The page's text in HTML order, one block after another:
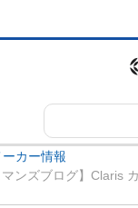
カー情報
マンズブログ】Claris